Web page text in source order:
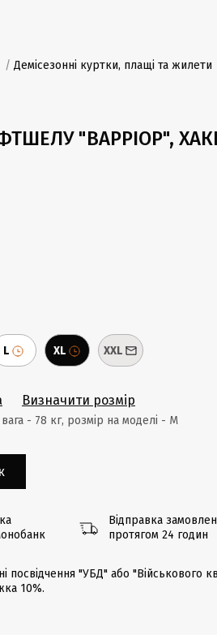
/ Демісезонні куртки, плащі та жилети
"ВАРРІОР", ХАКІ
L XL XXL
Визначити розмір
- 78 кг, розмір на моделі - M
Відправка
протягом 24 годин
посвідчення "УБД" або "Військового
10%.